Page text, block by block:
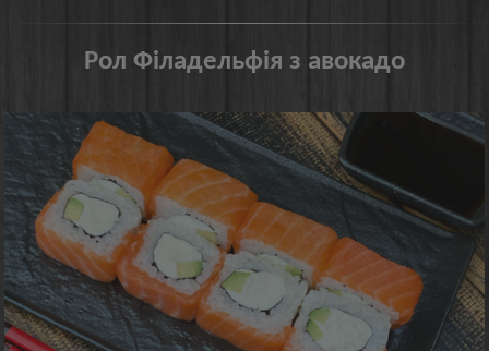
Рол Філадельфія з авокадо